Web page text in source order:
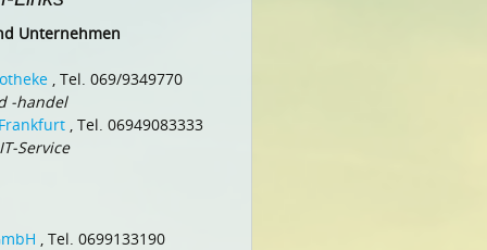
Unternehmen
, Tel. 069/9349770
-handel
, Tel. 06949083333
Service
, Tel. 0699133190